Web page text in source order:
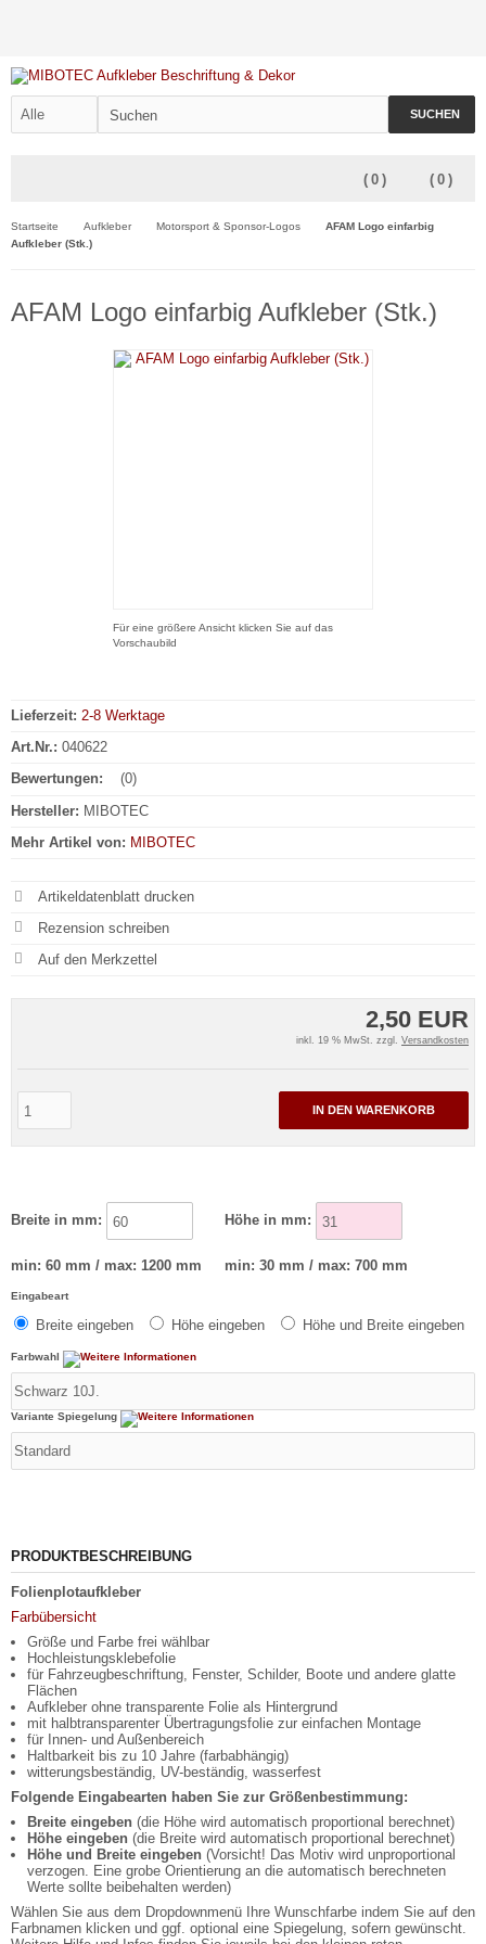
SUCHEN
( 0 )
( 0 )
Startseite Aufkleber Motorsport & Sponsor-Logos
AFAM Logo einfarbig
Aufkleber (Stk.)
AFAM Logo einfarbig Aufkleber (Stk.)
Für eine größere Ansicht klicken Sie auf das
Vorschaubild
2,50 EUR
inkl. 19 % MwSt. zzgl. Versandkosten
IN DEN WARENKORB
Lieferzeit: 2-8 Werktage
Art.Nr.: 040622
Bewertungen:
(0)
Hersteller: MIBOTEC
Mehr Artikel von: MIBOTEC
Artikeldatenblatt drucken
Rezension schreiben
Breite in mm: Höhe in mm:
min: 60 mm / max: 1200 mm min: 30 mm / max: 700 mm
Eingabeart
Breite eingeben Höhe eingeben Höhe und Breite eingeben
Farbwahl
Variante Spiegelung
PRODUKTBESCHREIBUNG
Folienplotaufkleber
Farbübersicht
Größe und Farbe frei wählbar
Hochleistungsklebefolie
für Fahrzeugbeschriftung, Fenster, Schilder, Boote und andere glatte
Flächen
Aufkleber ohne transparente Folie als Hintergrund
mit halbtransparenter Übertragungsfolie zur einfachen Montage
für Innen- und Außenbereich
Haltbarkeit bis zu 10 Jahre (farbabhängig)
witterungsbeständig, UV-beständig, wasserfest
Folgende Eingabearten haben Sie zur Größenbestimmung:
Breite eingeben (die Höhe wird automatisch proportional berechnet)
Höhe eingeben (die Breite wird automatisch proportional berechnet)
Höhe und Breite eingeben (Vorsicht! Das Motiv wird unproportional
verzogen. Eine grobe Orientierung an die automatisch berechneten
Werte sollte beibehalten werden)
Wählen Sie aus dem Dropdownmenü Ihre Wunschfarbe indem Sie auf den
Farbnamen klicken und ggf. optional eine Spiegelung, sofern gewünscht.